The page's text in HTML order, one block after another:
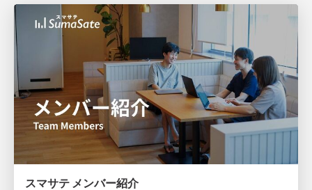
スマサテ メンバー紹介